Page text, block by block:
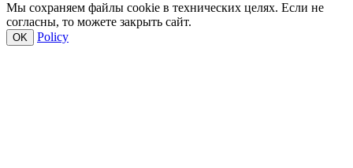
Мы сохраняем файлы cookie в технических целях. Если не
согласны, то можете закрыть сайт.
OK Policy